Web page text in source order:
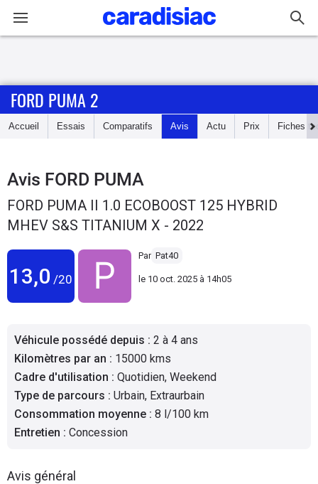
Accueil
Essais
Guide
d'achat
Utilitaires
Flottes
Auto
Services
Forum
FORD PUMA 2
Accueil Essais Comparatifs Avis Actu Prix Fiches
Avis FORD PUMA
FORD PUMA II 1.0 ECOBOOST 125 HYBRID
MHEV S&S TITANIUM X - 2022
13,0 /20
Par Pat40
le 10 oct. 2025 à 14h05
Véhicule possédé depuis : 2 à 4 ans
Kilomètres par an : 15000 kms
Cadre d'utilisation : Quotidien, Weekend
Type de parcours : Urbain, Extraurbain
Consommation moyenne : 8 l/100 km
Entretien : Concession
Avis général